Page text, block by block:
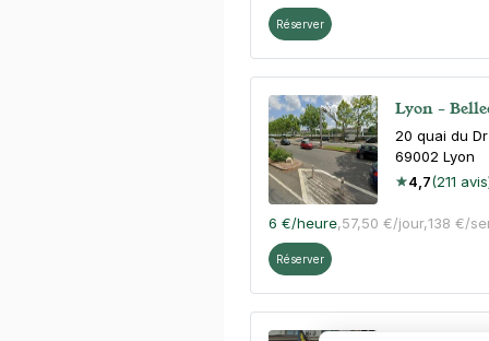
Réserver
Lyon -
20 quai du
69002 Lyon
4,7(211
6 €/heure,57,50 €/jour,138 €/
Réserver